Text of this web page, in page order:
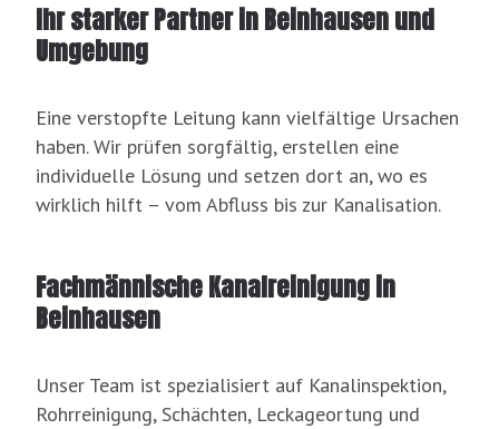
Ihr starker Partner in Beinhausen und
Umgebung
Eine verstopfte Leitung kann vielfältige Ursachen
haben. Wir prüfen sorgfältig, erstellen eine
individuelle Lösung und setzen dort an, wo es
wirklich hilft – vom Abfluss bis zur Kanalisation.
Fachmännische Kanalreinigung in
Beinhausen
Unser Team ist spezialisiert auf Kanalinspektion,
Rohrreinigung, Schächten, Leckageortung und